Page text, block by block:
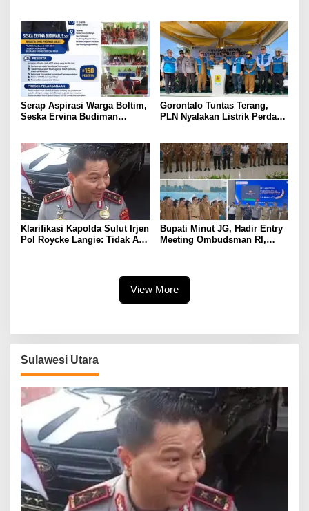
Tuntaskan 100 Persen Rasio
Desa Berlistrik Provinsi
Gorontalo
Serap Aspirasi Warga Boltim,
Seska Ervina Budiman
UMKM
Gorontalo Tuntas Terang,
PLN Nyalakan Listrik Perdana
Capai 100 Persen
Klarifikasi Kapolda Sulut Irjen
Pol Roycke Langie: Tidak Ada
Bupati Minut JG, Hadir Entry
Meeting Ombudsman RI,
View More
Sulawesi Utara